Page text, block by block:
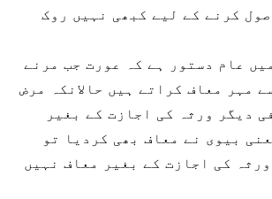
کرنے کے لیے کبھی نہیں روک
میں عام دستور ہے کہ عورت جب مرنے
مہر معاف کراتے ہیں حالانکہ مرض
دیگر ورثہ کی اجازت کے بغیر
نہیں(1)یعنی بیوی نے معاف بھی کردیا تو
کی اجازت کے بغیر معاف نہیں